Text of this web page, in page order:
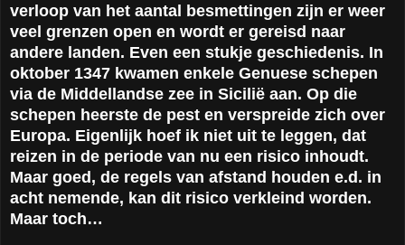
verloop van het aantal besmettingen zijn er weer
veel grenzen open en wordt er gereisd naar
andere landen. Even een stukje geschiedenis. In
oktober 1347 kwamen enkele Genuese schepen
via de Middellandse zee in Sicilië aan. Op die
schepen heerste de pest en verspreide zich over
Europa. Eigenlijk hoef ik niet uit te leggen, dat
reizen in de periode van nu een risico inhoudt.
Maar goed, de regels van afstand houden e.d. in
acht nemende, kan dit risico verkleind worden.
Maar toch…